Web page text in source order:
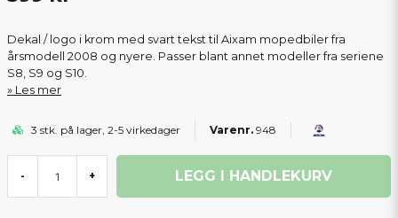
Dekal / logo i krom med svart tekst til Aixam mopedbiler fra
årsmodell 2008 og nyere. Passer blant annet modeller fra seriene
S8, S9 og S10.
Les mer
3 stk. på lager, 2-5 virkedager 948
- + LEGG I HANDLEKURV